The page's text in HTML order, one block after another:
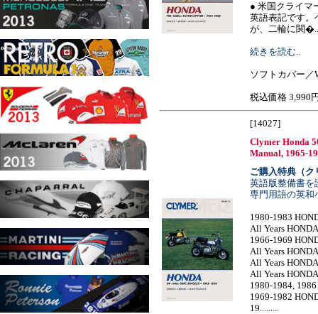
● 米国クライマ
英語表記です。
が、二輪に関
続きを読む..
ソフトカバー／
税込価格 3,990
[14027]
Clymer Honda
Manual, 1965-
ご購入特典（ク
英語版整備書を
専門用語の英和
1980-1983
All Years
1966-1969
All Years
All Years
All Years
1980-1984,
1969-1982
19.........